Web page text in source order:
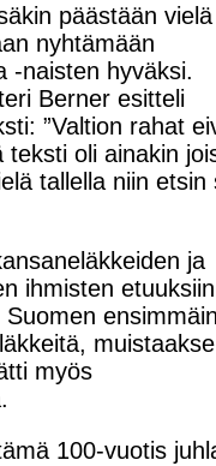
päästään vielä
nyhtämään
-naisten hyväksi.
Berner esitteli
”Valtion rahat
teksti oli ainakin
tallella niin etsin
ja
ihmisten
myös
100-vuotis